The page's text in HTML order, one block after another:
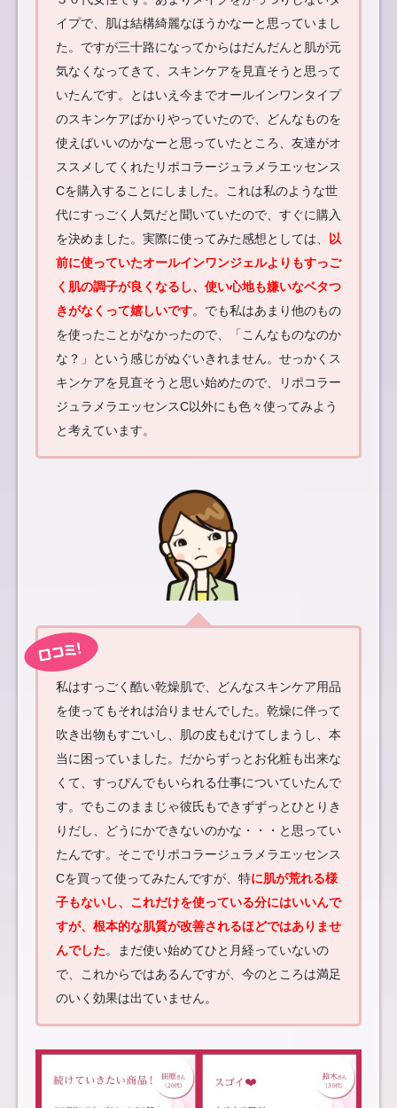
イプで、肌は結構綺麗なほうかなーと思っていまし
た。ですが三十路になってからはだんだんと肌が元
気なくなってきて、スキンケアを見直そうと思って
いたんです。とはいえ今までオールインワンタイプ
のスキンケアばかりやっていたので、どんなものを
使えばいいのかなーと思っていたところ、友達がオ
ススメしてくれたリポコラージュラメラエッセンス
Cを購入することにしました。これは私のような世
代にすっごく人気だと聞いていたので、すぐに購入
を決めました。実際に使ってみた感想としては、
以
前に使っていたオールインワンジェルよりもすっご
く肌の調子が良くなるし、使い心地も嫌いなベタつ
きがなくって嬉しいです。でも私はあまり他のもの
を使ったことがなかったので、「こんなものなのか
な？」という感じがぬぐいきれません。せっかくス
キンケアを見直そうと思い始めたので、リポコラー
ジュラメラエッセンスC以外にも色々使ってみよう
と考えています。
私はすっごく酷い乾燥肌で、どんなスキンケア用品
を使ってもそれは治りませんでした。乾燥に伴って
吹き出物もすごいし、肌の皮もむけてしまうし、本
当に困っていました。だからずっとお化粧も出来な
くて、すっぴんでもいられる仕事についていたんで
す。でもこのままじゃ彼氏もできずずっとひとりき
りだし、どうにかできないのかな・・・と思ってい
たんです。そこでリポコラージュラメラエッセンス
Cを買って使ってみたんですが、特に肌が荒れる様
子もないし、これだけを使っている分にはいいんで
すが、根本的な肌質が改善されるほどではありませ
んでした。まだ使い始めてひと月経っていないの
で、これからではあるんですが、今のところは満足
のいく効果は出ていません。